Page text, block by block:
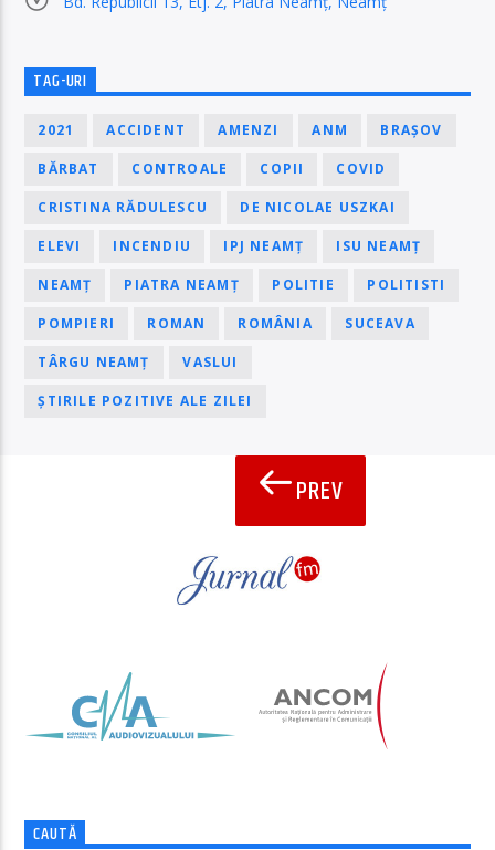
TAG-URI
2021 ACCIDENT AMENZI ANM BRAȘOV
BĂRBAT CONTROALE COPII COVID
CRISTINA RĂDULESCU DE NICOLAE USZKAI
ELEVI INCENDIU IPJ NEAMȚ ISU NEAMȚ
NEAMȚ PIATRA NEAMȚ POLITIE POLITISTI
POMPIERI ROMAN ROMÂNIA SUCEAVA
TÂRGU NEAMȚ VASLUI
ȘTIRILE POZITIVE ALE ZILEI
PREV
CAUTĂ